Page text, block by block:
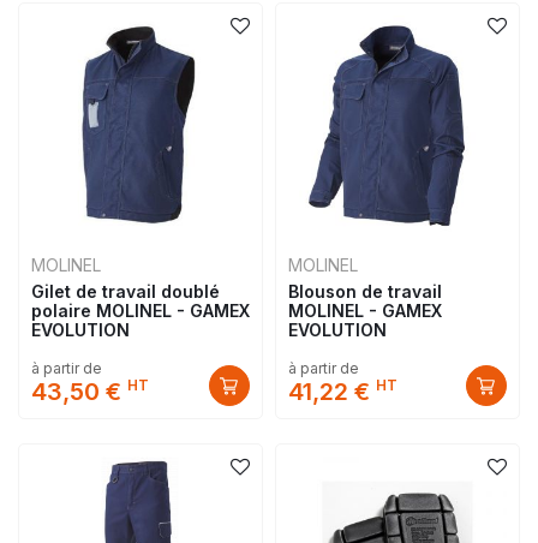
MOLINEL
Gilet de travail doublé
polaire MOLINEL - GAMEX
EVOLUTION
à partir de
43,50 € HT
MOLINEL
Blouson de travail
MOLINEL - GAMEX
EVOLUTION
à partir de
41,22 € HT